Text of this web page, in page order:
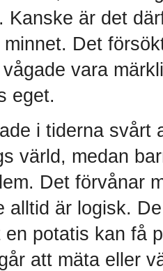
Kanske är det
minnet. Det
vara
eget.
i tiderna svårt
värld, medan
Det förvånar
alltid är logisk.
potatis kan få
att mäta eller